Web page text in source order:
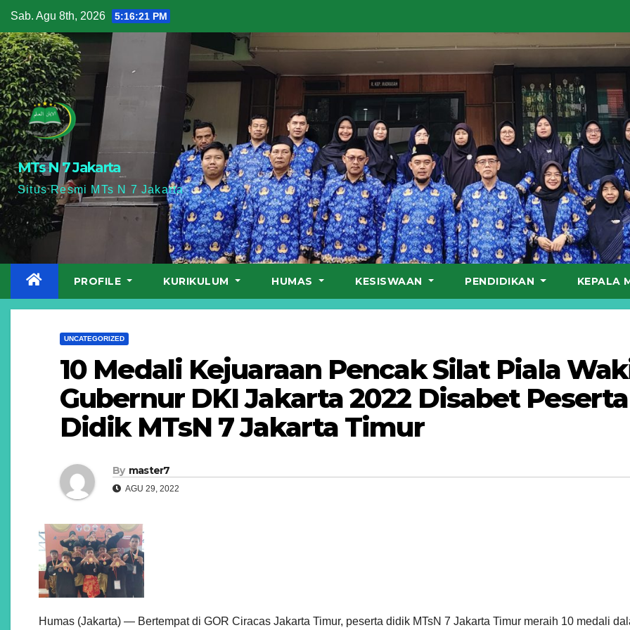
Skip
to
content
Sab. Agu 8th, 2026 5:16:22 PM
MTs N 7 Jakarta
Situs Resmi MTs N 7 Jakarta
PROFILE KURIKULUM HUMAS KESISWAAN PENDIDIKAN KEPALA
UNCATEGORIZED
10 Medali Kejuaraan Pencak Silat Piala
Gubernur DKI Jakarta 2022 Disabet Peserta
Didik MTsN 7 Jakarta Timur
By master7
AGU 29, 2022
Humas (Jakarta) — Bertempat di GOR Ciracas Jakarta Timur, peserta didik MTsN 7 Jakarta Timur meraih 10 medali